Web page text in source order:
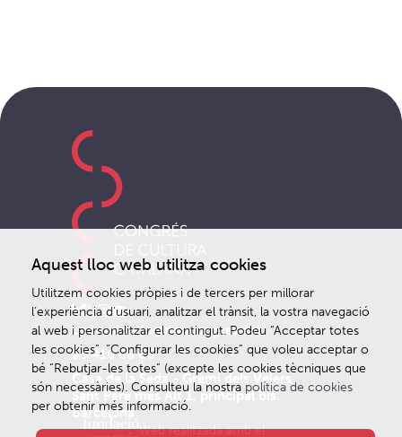
comunicacio@noucongres.cat
93 410 68 66
Casa de la Seda - Gremi dels Velers
Sant Pere més Alt 1, principal bis.
Barcelona
Web realitzada amb el
Aquest lloc web utilitza cookies
Utilitzem cookies pròpies i de tercers per millorar
l’experiència d’usuari, analitzar el trànsit, la vostra navegació
al web i personalitzar el contingut. Podeu “Acceptar totes
les cookies”, “Configurar les cookies” que voleu acceptar o
bé “Rebutjar-les totes” (excepte les cookies tècniques que
són necessàries). Consulteu la nostra política de cookies
per obtenir més informació.